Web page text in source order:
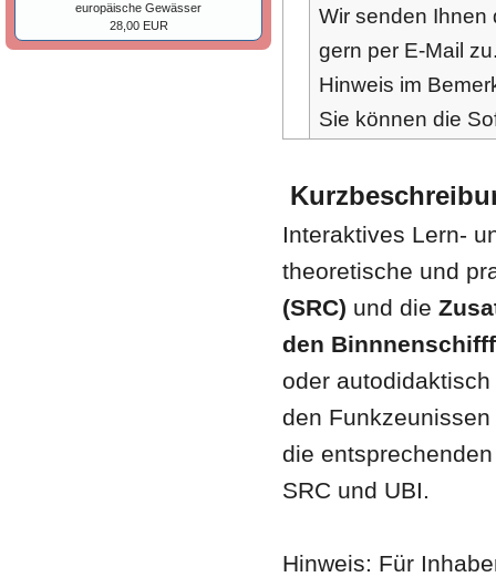
Wir senden Ihnen
gern per E-Mail
Hinweis im
Sie können die
Interaktives Lern-
theoretische und
(SRC) und die
den
oder
den
die
SRC und UBI.
Hinweis: Für
europäische Gewässer
28,00 EUR